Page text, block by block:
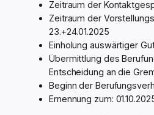
Zeitraum der
Zeitraum der
23.+24.01.2025
Einholung auswärtiger
Übermittlung des
Entscheidung an die
Beginn der
Ernennung zum: